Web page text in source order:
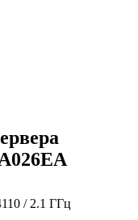
/ 2.1 ГГц